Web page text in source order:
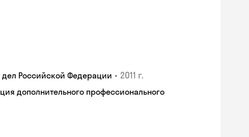
Российской Федерации • 2011 г.
дополнительного профессионального